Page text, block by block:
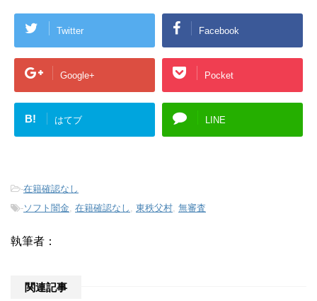
Twitter Facebook
Google+ Pocket
B! はてブ LINE
-在籍確認なし
-ソフト闇金, 在籍確認なし , 東秩父村, 無審査
執筆者：
関連記事